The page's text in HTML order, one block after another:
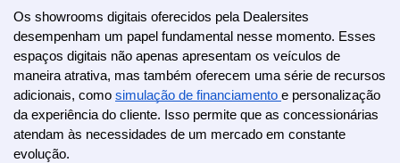
Os showrooms digitais oferecidos pela Dealersites
desempenham um papel fundamental nesse momento. Esses
espaços digitais não apenas apresentam os veículos de
maneira atrativa, mas também oferecem uma série de recursos
adicionais, como simulação de financiamento e personalização
da experiência do cliente. Isso permite que as concessionárias
atendam às necessidades de um mercado em constante
evolução.